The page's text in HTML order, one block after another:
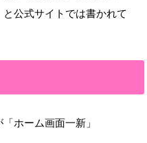
公式サイトでは書かれて
ホーム画面一新」